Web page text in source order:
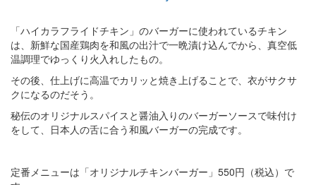
「ハイカラフライドチキン」のバーガーに使われているチキン
は、新鮮な国産鶏肉を和風の出汁で一晩漬け込んでから、真空低
温調理でゆっくり火入れしたもの。
その後、仕上げに高温でカリッと焼き上げることで、衣がサクサ
クになるのだそう。
秘伝のオリジナルスパイスと醤油入りのバーガーソースで味付け
をして、日本人の舌に合う和風バーガーの完成です。
定番メニューは「オリジナルチキンバーガー」550円（税込）で